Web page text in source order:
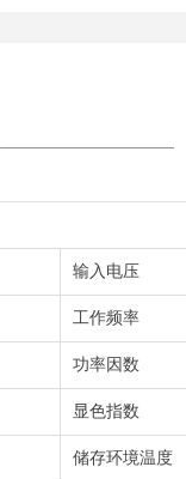
输入电压
工作频率
功率因数
显色指数
储存环境温度